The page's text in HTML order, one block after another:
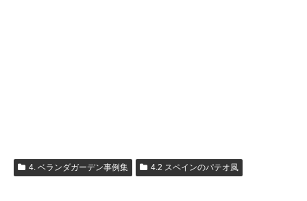
4. ベランダガーデン事例集 4.2 スペインのパテオ風